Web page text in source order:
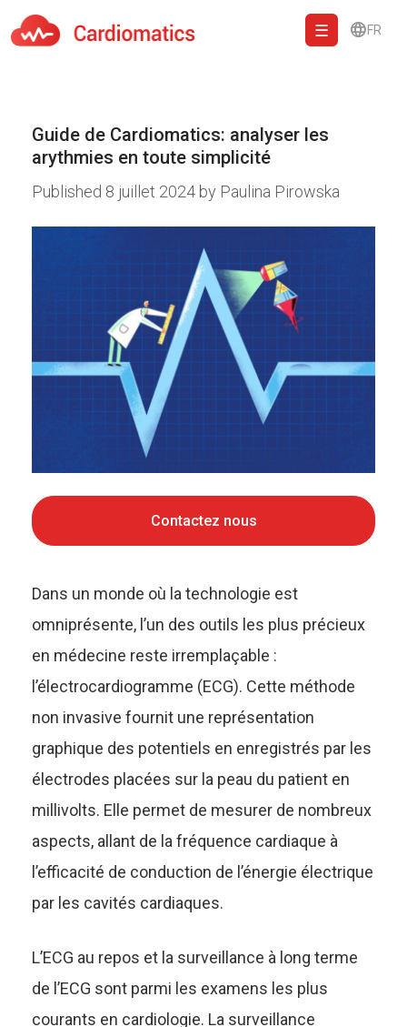
FR
Guide de Cardiomatics: analyser les
arythmies en toute simplicité
Published 8 juillet 2024 by Paulina Pirowska
Contactez nous
Dans un monde où la technologie est
omniprésente, l’un des outils les plus précieux
en médecine reste irremplaçable :
l’électrocardiogramme (ECG). Cette méthode
non invasive fournit une représentation
graphique des potentiels en enregistrés par les
électrodes placées sur la peau du patient en
millivolts. Elle permet de mesurer de nombreux
aspects, allant de la fréquence cardiaque à
l’efficacité de conduction de l’énergie électrique
par les cavités cardiaques.
L’ECG au repos et la surveillance à long terme
de l’ECG sont parmi les examens les plus
courants en cardiologie. La surveillance